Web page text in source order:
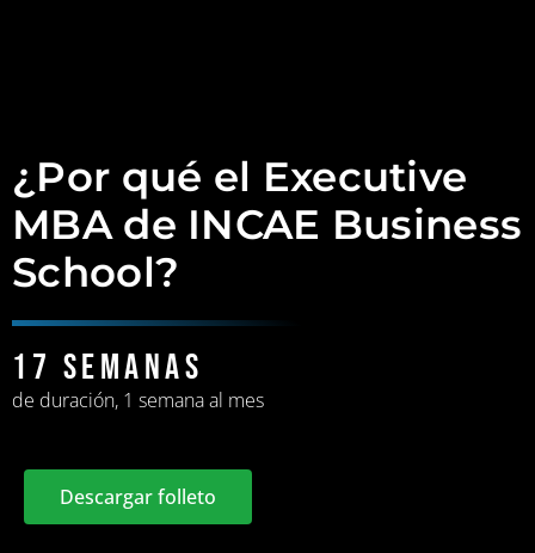
¿Por qué el Executive
MBA de INCAE Business
School?
17 SEMANAS
de duración, 1 semana al mes
Descargar folleto